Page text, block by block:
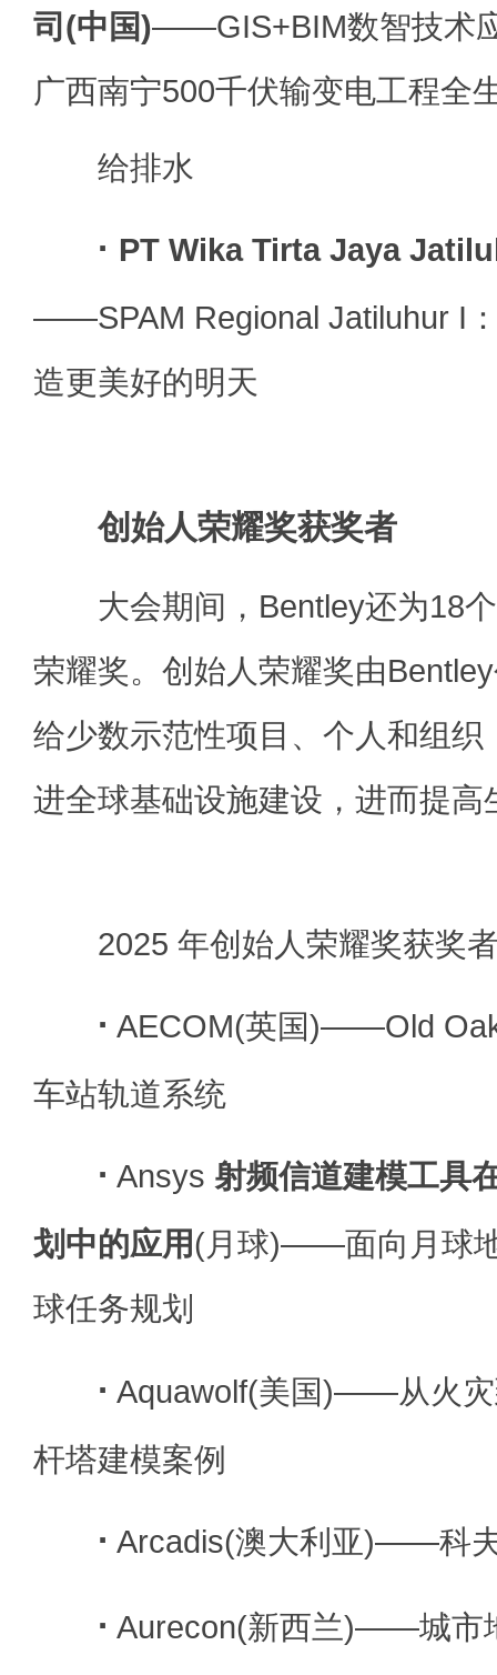
司(中国)——GIS+BIM数智技术
广西南宁500千伏输变电工程全
给排水
· PT Wika Tirta Jaya
——SPAM Regional Jatiluhur I
造更美好的明天
创始人荣耀奖获奖者
大会期间，Bentley还为18个
荣耀奖。创始人荣耀奖由
给少数示范性项目、个人和组织
进全球基础设施建设，进而提高
2025 年创始人荣耀奖获奖
· AECOM(英国)——Old
车站轨道系统
· Ansys 射频信道建模工具
划中的应用(月球)——面向月球
球任务规划
· Aquawolf(美国)——从火灾
杆塔建模案例
· Arcadis(澳大利亚)——科
· Aurecon(新西兰)——城市